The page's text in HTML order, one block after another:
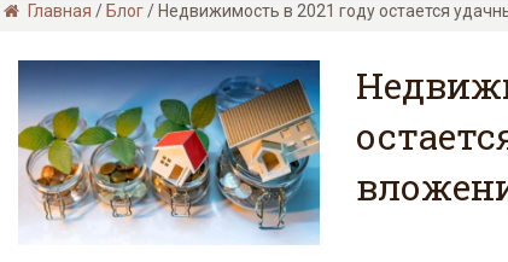
Главная / Блог / Недвижимость в 2021 году остается